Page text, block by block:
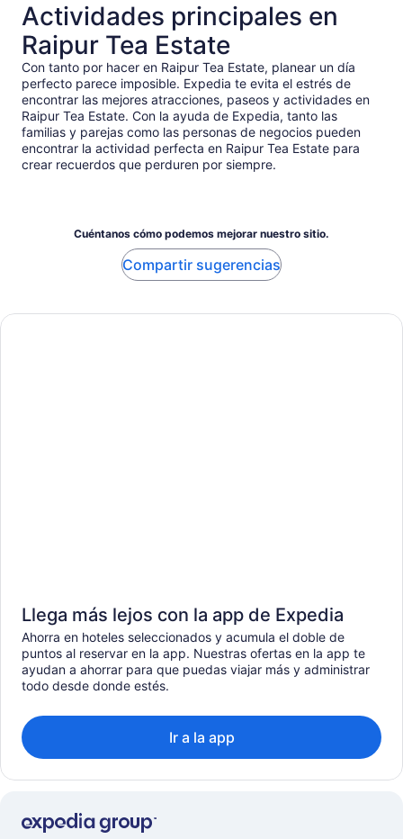
para
adultos
Actividades principales en
Raipur Tea Estate
Con tanto por hacer en Raipur Tea Estate, planear un día
perfecto parece imposible. Expedia te evita el estrés de
encontrar las mejores atracciones, paseos y actividades en
Raipur Tea Estate. Con la ayuda de Expedia, tanto las
familias y parejas como las personas de negocios pueden
encontrar la actividad perfecta en Raipur Tea Estate para
crear recuerdos que perduren por siempre.
Cuéntanos cómo podemos mejorar nuestro sitio.
Compartir sugerencias
Llega más lejos con la app de Expedia
Ahorra en hoteles seleccionados y acumula el doble de
puntos al reservar en la app. Nuestras ofertas en la app te
ayudan a ahorrar para que puedas viajar más y administrar
todo desde donde estés.
Ir a la app